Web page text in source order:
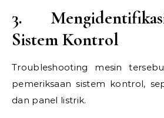
3.
Sistem Kontrol
Troubleshooting mesin
pemeriksaan sistem kontrol,
dan panel listrik.